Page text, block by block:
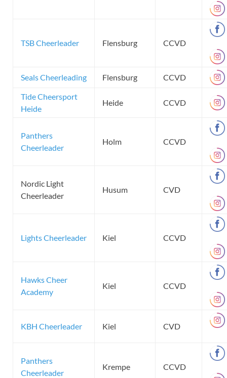
TSB Cheerleader Flensburg CCVD
Seals Cheerleading Flensburg
CCVD
Tide Cheersport
Heide
Heide CCVD
Panthers
Cheerleader
Holm CCVD
Nordic Light
Cheerleader
Husum CVD
Lights Cheerleader Kiel CCVD
Hawks Cheer
Academy
Kiel CCVD
KBH Cheerleader Kiel CVD
Panthers
Cheerleader
Krempe CCVD